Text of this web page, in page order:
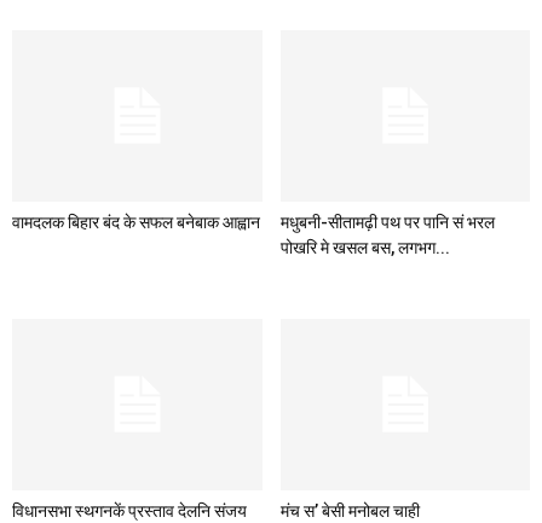
वामदलक बिहार बंद के सफल बनेबाक आह्वान
मधुबनी-सीतामढ़ी पथ पर पानि सं भरल
पोखरि मे खसल बस, लगभग...
विधानसभा स्थगनकें प्रस्ताव देलनि संजय
मंच स’ बेसी मनोबल चाही